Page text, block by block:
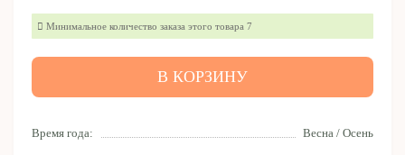
Время года: Весна / Осень
Минимальное количество заказа этого товара 7
В КОРЗИНУ